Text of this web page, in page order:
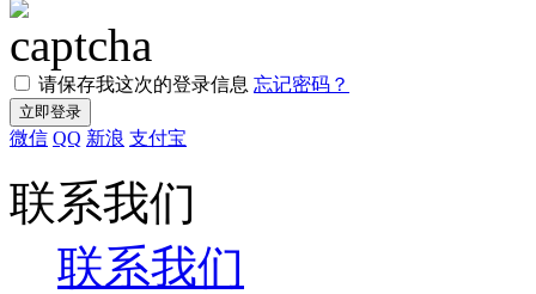
请保存我这次的登录信息 忘记密码？
微信 QQ 新浪 支付宝
联系我们
联系我们